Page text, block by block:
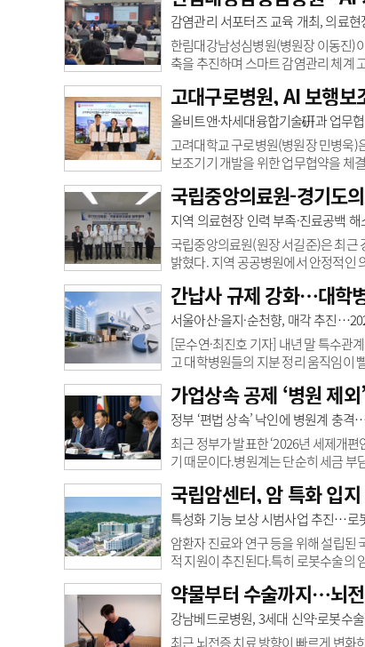
도 매달 약 일주일씩 현지를 찾을 정도
다. 한국 의료진에 대한 환자들의 신뢰
감염관리 서포터즈 교육 개최, 의료
한림대강남성심병원(병원장 이동진)
축을 추진하며 스마트 감염관리 체계
교직원들이 자발적으로 참여, 역량을
장(감염내과 교수)이 의료진 업무 효율
원 시스템을 소개했다.이 교수는 감염
고대구로병원, AI 보행보
올비트앤·차세대융합기술硏과 업무
고려대학교 구로병원(병원장 민병욱)
보조기기 개발을 위한 업무협약을 체
상자원부 연구개발사업인 ‘보행 불편
행에 어려움을 겪는 환자와 고령자의
에서는 재활의학과 강석 교수가 연
국립중앙의료원-경기도
지역 의료현장 인력 부족·진료공백
국립중앙의료원(원장 서길준)은 최근
밝혔다. 지역 공공병원에서 안정적인
추진한다.또 응급환자, 감염병, 재난
앙의료원의 응급·감염·재난에 대한
계획이다.의료취약계층을 위한 보건
간납사 규제 강화…대학
서울아산·을지·순천향, 매각 추진
[문수연·최진호 기자] 내년 말 특수관
고 대학병원들의 지분 정리 움직임이
공개되지 않은 아주대병원과 동국대
가 개정 의료기기법에 저촉되는 병원
다.아주대병원도 준비…동국대는 이
가업상속 공제 ‘병원 제
정부 ‘편법 상속’ 낙인에 병원계 충
최근 정부가 발표한 ‘2026년 세제개
기 때문이다.병원계는 단순히 세금
정부 인식에 ‘의료의 공공성을 고려하
술 및 경영상 노하우를 보유한 기업’
주차장업, 창고업, 운송업 등은 가업
국립암센터, 암 특화 입
특성화 기능 보상 시범사업 추진…로
암환자 진료와 연구 등을 위해 설립된
적 지원이 추진된다.특히 로봇수술의
보상 시범사업 지침’을 공개했다. 사
진료 기능을 지속 유지 및 강화할 수
에 특화돼 있어 상급종합병원 지정
약물부터 수술까지…뇌
강남베드로병원, 3세대 신약·로봇수
최근 뇌전증 치료 방향이 빠르게 변화